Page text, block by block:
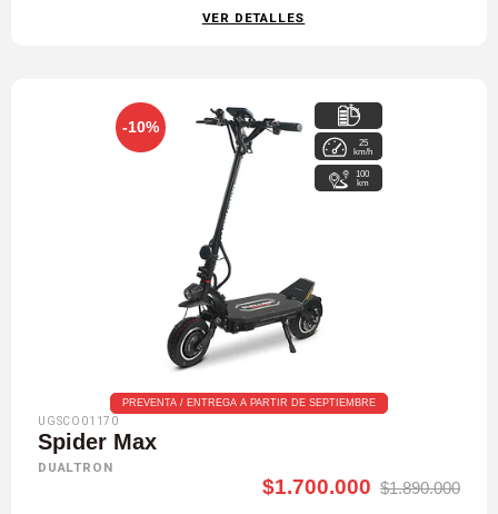
VER DETALLES
-10%
60 V / 30 Ah
25
km/h
100
km
PREVENTA / ENTREGA A PARTIR DE SEPTIEMBRE
UGSCO01170
Spider Max
DUALTRON
$1.700.000 $1.890.000